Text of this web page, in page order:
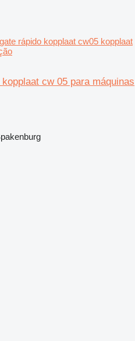
rápido kopplaat cw05 kopplaat
cw 05 para máquinas